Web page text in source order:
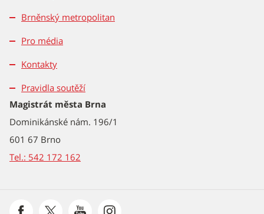
Brněnský metropolitan
Pro média
Kontakty
Pravidla soutěží
Magistrát města Brna
Dominikánské nám. 196/1
601 67 Brno
Tel.: 542 172 162